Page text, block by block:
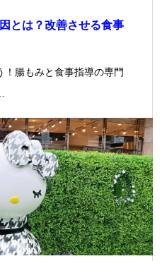
とは？改善させる食事
！腸もみと食事指導の専門